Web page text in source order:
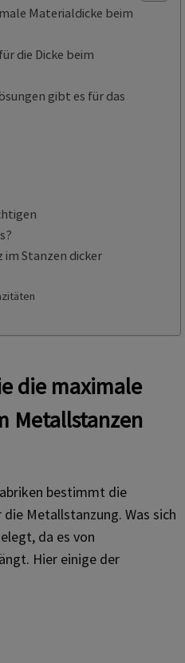
Materialdicke beim
die Dicke beim
gibt es für das
im Stanzen dicker
die maximale
Metallstanzen
bestimmt die
Metallstanzung. Was sich
da es von
Hier einige der